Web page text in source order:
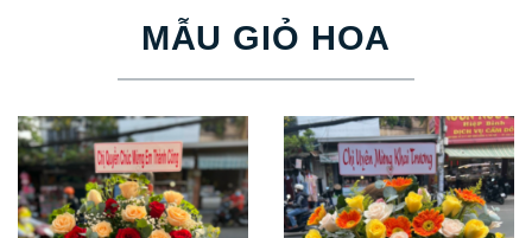
MẪU GIỎ HOA